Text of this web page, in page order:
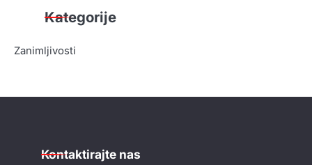
Kategorije
Zanimljivosti
Kontaktirajte nas